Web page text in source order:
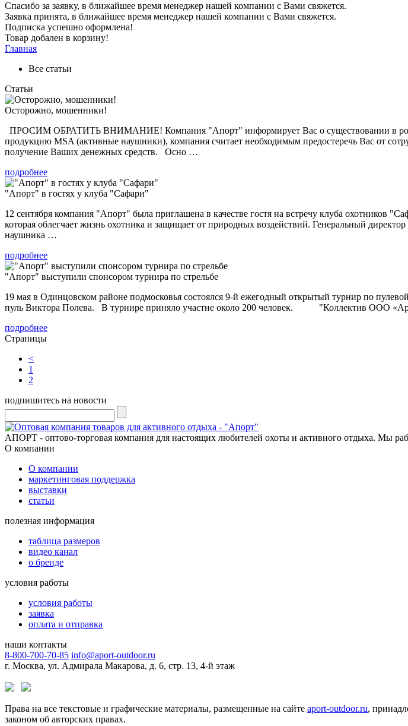
Спасибо за заявку, в ближайшее время менеджер нашей компании с Вами свяжется.
Заявка принята, в ближайшее время менеджер нашей компании с Вами свяжется.
Подписка успешно оформлена!
Товар добален в корзину!
Главная
Все статьи
Статьи
Осторожно, мошенники!
ПРОСИМ ОБРАТИТЬ ВНИМАНИЕ! Компания "Апорт" информирует Вас о существовании в
продукцию MSA (активные наушники), компания считает необходимым предостеречь Вас от
получение Ваших денежных средств. Осно …
подробнее
"Апорт" в гостях у клуба "Сафари"
12 сентября компания "Апорт" была приглашена в качестве гостя на встречу клуба охотников
которая облегчает жизнь охотника и защищает от природных воздействий. Генеральный
наушника …
подробнее
"Апорт" выступили спонсором турнира по стрельбе
19 мая в Одинцовском районе подмосковья состоялся 9-й ежегодный открытый турнир по
пуль Виктора Полева. В турнире приняло участие около 200 человек. "Коллектив ООО
подробнее
Страницы
<
1
2
подпишитесь на новости
АПОРТ - оптово-торговая компания для настоящих любителей охоты и активного отдыха. Мы
О компании
О компании
маркетинговая поддержка
выставки
статьи
полезная информация
таблица размеров
видео канал
о бренде
условия работы
условия работы
заявка
оплата и отправка
наши контакты
8-800-700-70-85 info@aport-outdoor.ru
г. Москва, ул. Адмирала Макарова, д. 6, стр. 13, 4-й этаж
Права на все текстовые и графические материалы, размещенные на сайте aport-outdoor.ru,
законом об авторских правах.